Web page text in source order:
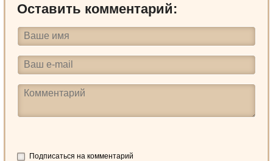
Оставить комментарий:
Подписаться на комментарий